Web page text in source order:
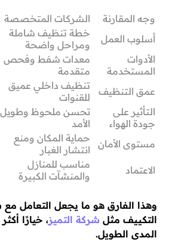
وجه المقارنة الشركات المتخصصة
أسلوب العمل
خطة تنظيف شاملة
ومراحل واضحة
الأدوات
المستخدمة
معدات شفط وفحص
متقدمة
عمق التنظيف
تنظيف داخلي عميق
للقنوات
التأثير على
جودة الهواء
تحسن ملحوظ وطويل
الأمد
مستوى الأمان
حماية المكان ومنع
انتشار الغبار
الاعتماد
مناسب للمنازل
والمنشآت الكبيرة
وهذا الفارق هو ما يجعل التعامل
التكييف مثل شركة التميز، خيارًا
المدى الطويل.